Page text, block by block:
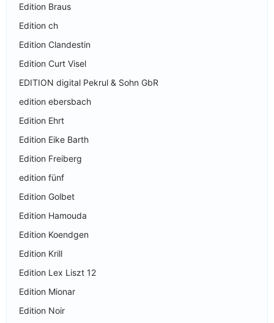
Edition Braus
Edition ch
Edition Clandestin
Edition Curt Visel
EDITION digital Pekrul & Sohn GbR
edition ebersbach
Edition Ehrt
Edition Eike Barth
Edition Freiberg
edition fünf
Edition Golbet
Edition Hamouda
Edition Koendgen
Edition Krill
Edition Lex Liszt 12
Edition Mionar
Edition Noir